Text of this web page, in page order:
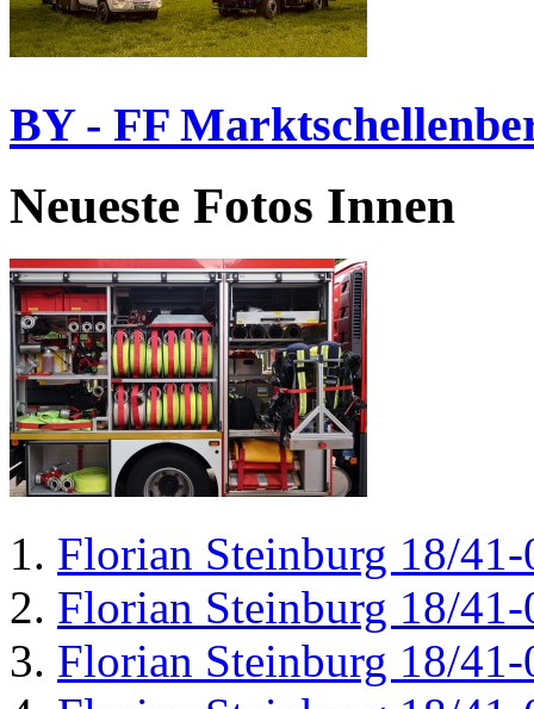
BY - FF
Neueste Fotos Innen
Florian Steinburg 18/41-
Florian Steinburg 18/41-
Florian Steinburg 18/41-